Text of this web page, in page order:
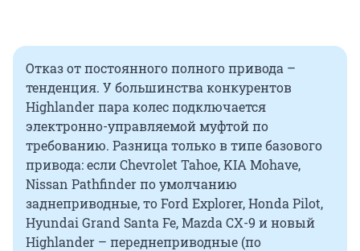
Отказ от постоянного полного привода –
тенденция. У большинства конкурентов
Highlander пара колес подключается
электронно-управляемой муфтой по
требованию. Разница только в типе базового
привода: если Chevrolet Tahoe, KIA Mohave,
Nissan Pathfinder по умолчанию
заднеприводные, то Ford Explorer, Honda Pilot,
Hyundai Grand Santa Fe, Mazda CX-9 и новый
Highlander – переднеприводные (по